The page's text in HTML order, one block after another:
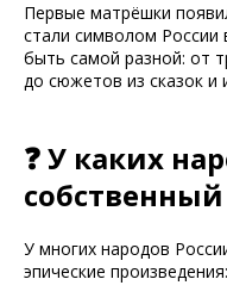
Первые матрёшки
стали символом
быть самой разной: от
до сюжетов из сказок и
❓ У каких
собственный
У многих народов
эпические произведения: